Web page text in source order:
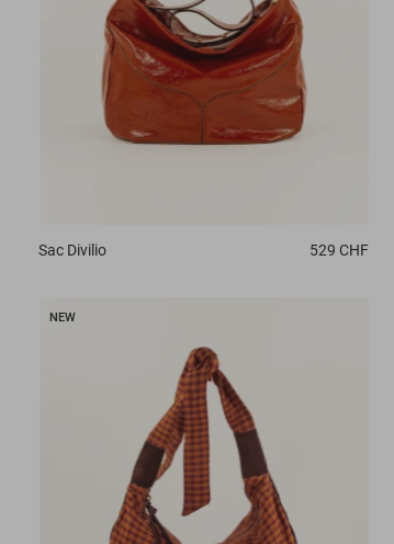
Sac Divilio 529 CHF
NEW